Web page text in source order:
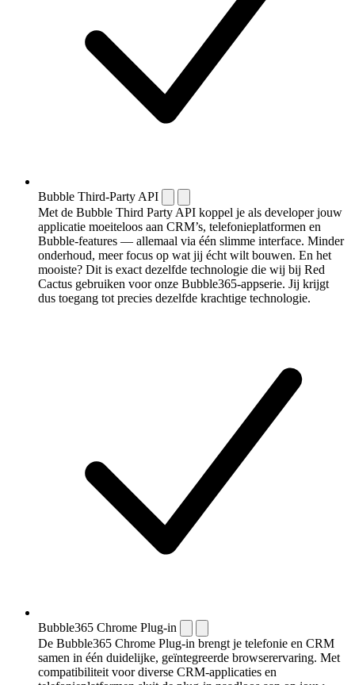
Bubble Third-Party API
Met de Bubble Third Party API koppel je als developer jouw
applicatie moeiteloos aan CRM’s, telefonieplatformen en
Bubble-features — allemaal via één slimme interface. Minder
onderhoud, meer focus op wat jij écht wilt bouwen. En het
mooiste? Dit is exact dezelfde technologie die wij bij Red
Cactus gebruiken voor onze Bubble365-appserie. Jij krijgt
dus toegang tot precies dezelfde krachtige technologie.
Bubble365 Chrome Plug-in
De Bubble365 Chrome Plug-in brengt je telefonie en CRM
samen in één duidelijke, geïntegreerde browserervaring. Met
compatibiliteit voor diverse CRM-applicaties en